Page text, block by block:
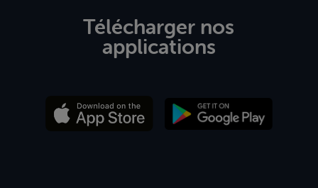
Télécharger nos
applications